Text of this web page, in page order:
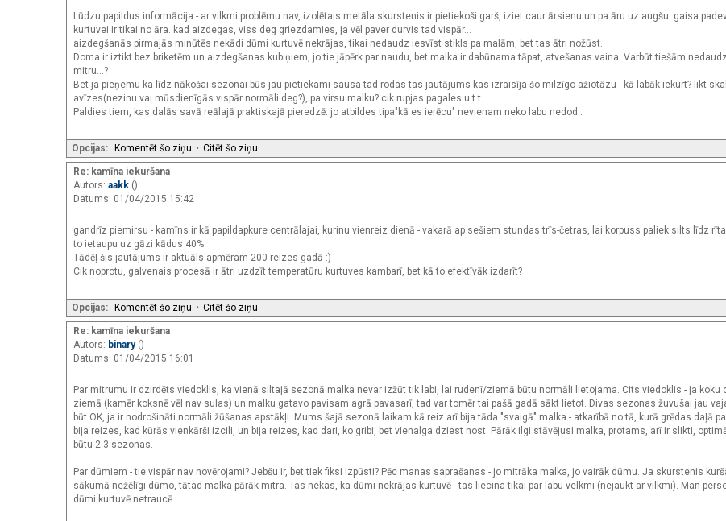
Lūdzu papildus informācija - ar vilkmi problēmu nav, izolētais metāla skurstenis ir pietiekoši garš, iziet caur ārsienu un pa āru uz augšu. gaisa
kurtuvei ir tikai no āra. kad aizdegas, viss deg griezdamies, ja vēl paver durvis tad vispār...
aizdegšanās pirmajās minūtēs nekādi dūmi kurtuvē nekrājas, tikai nedaudz iesvīst stikls pa malām, bet tas ātri nožūst.
Doma ir iztikt bez briketēm un aizdegšanas kubiņiem, jo tie jāpērk par naudu, bet malka ir dabūnama tāpat, atvešanas vaina. Varbūt tiešām
mitru...?
Bet ja pieņemu ka līdz nākošai sezonai būs jau pietiekami sausa tad rodas tas jautājums kas izraisīja šo milzīgo ažiotāzu - kā labāk iekurt? likt
avīzes(nezinu vai mūsdienīgās vispār normāli deg?), pa virsu malku? cik rupjas pagales u.t.t.
Paldies tiem, kas dalās savā reālajā praktiskajā pieredzē. jo atbildes tipa"kā es ierēcu" nevienam neko labu nedod..
Opcijas: Komentēt šo ziņu • Citēt šo ziņu
Re: kamīna iekuršana
Autors: aakk ()
Datums: 01/04/2015 15:42
gandrīz piemirsu - kamīns ir kā papildapkure centrālajai, kurinu vienreiz dienā - vakarā ap sešiem stundas trīs-četras, lai korpuss paliek silts līdz
to ietaupu uz gāzi kādus 40%.
Tādēļ šis jautājums ir aktuāls apmēram 200 reizes gadā :)
Cik noprotu, galvenais procesā ir ātri uzdzīt temperatūru kurtuves kambarī, bet kā to efektīvāk izdarīt?
Opcijas: Komentēt šo ziņu • Citēt šo ziņu
Re: kamīna iekuršana
Autors: binary ()
Datums: 01/04/2015 16:01
Par mitrumu ir dzirdēts viedoklis, ka vienā siltajā sezonā malka nevar izžūt tik labi, lai rudenī/ziemā būtu normāli lietojama. Cits viedoklis - ja koku
ziemā (kamēr koksnē vēl nav sulas) un malku gatavo pavisam agrā pavasarī, tad var tomēr tai pašā gadā sākt lietot. Divas sezonas žuvušai jau
būt OK, ja ir nodrošināti normāli žūšanas apstākļi. Mums šajā sezonā laikam kā reiz arī bija tāda "svaigā" malka - atkarībā no tā, kurā grēdas daļā
bija reizes, kad kūrās vienkārši izcili, un bija reizes, kad dari, ko gribi, bet vienalga dziest nost. Pārāk ilgi stāvējusi malka, protams, arī ir slikti,
būtu 2-3 sezonas.
Par dūmiem - tie vispār nav novērojami? Jebšu ir, bet tiek fiksi izpūsti? Pēc manas saprašanas - jo mitrāka malka, jo vairāk dūmu. Ja skurstenis
sākumā nežēlīgi dūmo, tātad malka pārāk mitra. Tas nekas, ka dūmi nekrājas kurtuvē - tas liecina tikai par labu velkmi (nejaukt ar vilkmi). Man
dūmi kurtuvē netraucē…